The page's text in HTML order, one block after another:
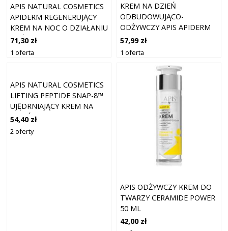
APIS NATURAL COSMETICS
APIDERM REGENERUJĄCY
KREM NA NOC O DZIAŁANIU
ODŻYWCZYM 50 ML
71,30 zł
1 oferta
KREM NA DZIEŃ
ODBUDOWUJĄCO-
ODŻYWCZY APIS APIDERM
PO CHEMIO- I
RADIOTERAPII 50 ML
57,99 zł
1 oferta
APIS NATURAL COSMETICS
LIFTING PEPTIDE SNAP-8™
UJĘDRNIAJĄCY KREM NA
DZIEŃ Z EFEKTEM
LIFTINGU DLA SKÓRY
DOJRZAŁEJ 50 ML
54,40 zł
2 oferty
APIS ODŻYWCZY KREM DO
TWARZY CERAMIDE POWER
50 ML
42,00 zł